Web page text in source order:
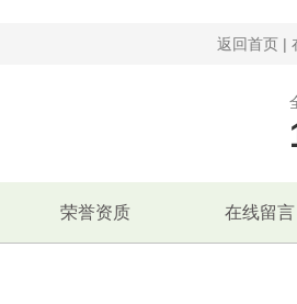
返回首页 |
荣誉资质 在线留言